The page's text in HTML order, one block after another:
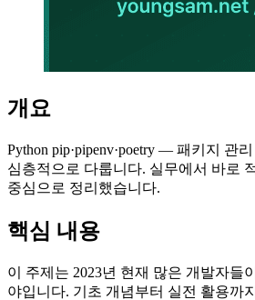
개요
Python pip·pipenv·poetry — 패키지 관
심층적으로 다룹니다. 실무에서 바로
중심으로 정리했습니다.
핵심 내용
이 주제는 2023년 현재 많은 개발자들
야입니다. 기초 개념부터 실전 활용까